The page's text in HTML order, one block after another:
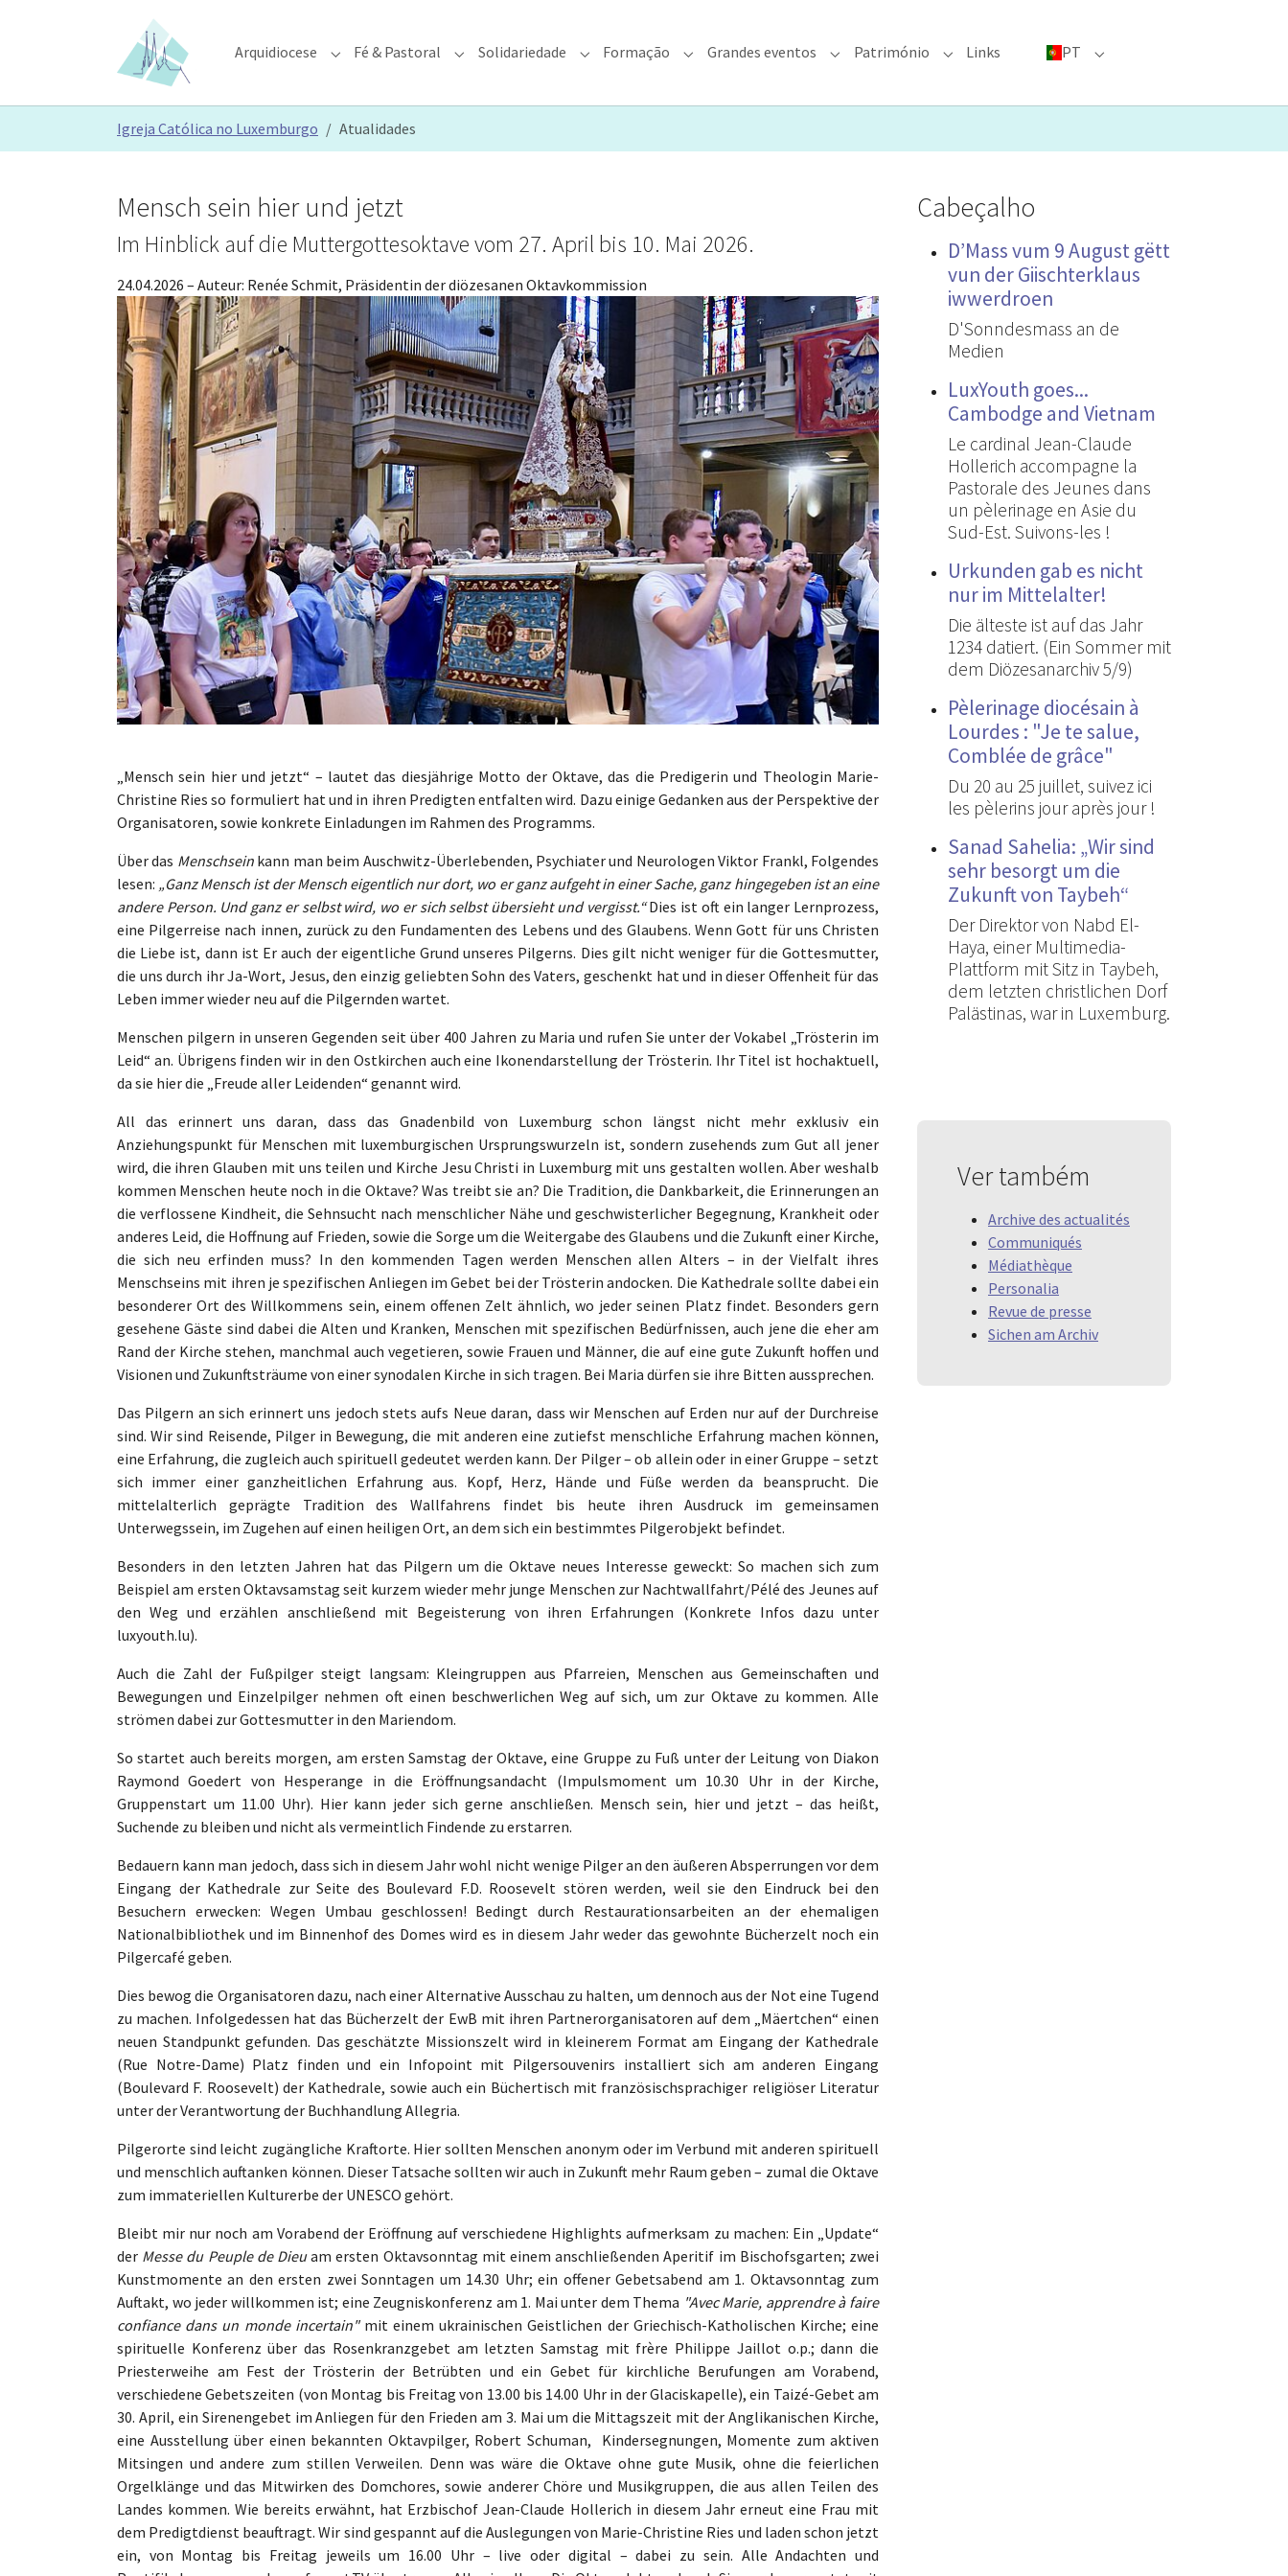
Arquidiocese Submenu for "Arquidiocese"
Fé & Pastoral Submenu for "Fé & Pastoral"
Solidariedade Submenu for "Solidariedade"
Formação Submenu for "Formação"
Grandes eventos Submenu for "Grandes eventos"
Património Submenu for "Património"
Links PT Submenu for "PT"
Igreja Católica no Luxemburgo Atualidades
Mensch sein hier und jetzt
Im Hinblick auf die Muttergottesoktave vom 27. April bis 10. Mai 2026.
24.04.2026 – Auteur: Renée Schmit, Präsidentin der diözesanen Oktavkommission
„Mensch sein hier und jetzt“ – lautet das diesjährige Motto der Oktave, das die Predigerin und Theologin Marie-
Christine Ries so formuliert hat und in ihren Predigten entfalten wird. Dazu einige Gedanken aus der Perspektive der
Organisatoren, sowie konkrete Einladungen im Rahmen des Programms.
Über das Menschseinkann man beim Auschwitz-Überlebenden, Psychiater und Neurologen Viktor Frankl, Folgendes
lesen: „Ganz Mensch ist der Mensch eigentlich nur dort, wo er ganz aufgeht in einer Sache, ganz hingegeben ist an eine
andere Person. Und ganz er selbst wird, wo er sich selbst übersieht und vergisst.“Dies ist oft ein langer Lernprozess,
eine Pilgerreise nach innen, zurück zu den Fundamenten des Lebens und des Glaubens. Wenn Gott für uns Christen
die Liebe ist, dann ist Er auch der eigentliche Grund unseres Pilgerns. Dies gilt nicht weniger für die Gottesmutter,
die uns durch ihr Ja-Wort, Jesus, den einzig geliebten Sohn des Vaters, geschenkt hat und in dieser Offenheit für das
Leben immer wieder neu auf die Pilgernden wartet.
Menschen pilgern in unseren Gegenden seit über 400 Jahren zu Maria und rufen Sie unter der Vokabel „Trösterin im
Leid“ an. Übrigens finden wir in den Ostkirchen auch eine Ikonendarstellung der Trösterin. Ihr Titel ist hochaktuell,
da sie hier die „Freude aller Leidenden“ genannt wird.
All das erinnert uns daran, dass das Gnadenbild von Luxemburg schon längst nicht mehr exklusiv ein
Anziehungspunkt für Menschen mit luxemburgischen Ursprungswurzeln ist, sondern zusehends zum Gut all jener
wird, die ihren Glauben mit uns teilen und Kirche Jesu Christi in Luxemburg mit uns gestalten wollen. Aber weshalb
kommen Menschen heute noch in die Oktave? Was treibt sie an? Die Tradition, die Dankbarkeit, die Erinnerungen an
die verflossene Kindheit, die Sehnsucht nach menschlicher Nähe und geschwisterlicher Begegnung, Krankheit oder
anderes Leid, die Hoffnung auf Frieden, sowie die Sorge um die Weitergabe des Glaubens und die Zukunft einer Kirche,
die sich neu erfinden muss? In den kommenden Tagen werden Menschen allen Alters – in der Vielfalt ihres
Menschseins mit ihren je spezifischen Anliegen im Gebet bei der Trösterin andocken. Die Kathedrale sollte dabei ein
besonderer Ort des Willkommens sein, einem offenen Zelt ähnlich, wo jeder seinen Platz findet. Besonders gern
gesehene Gäste sind dabei die Alten und Kranken, Menschen mit spezifischen Bedürfnissen, auch jene die eher am
Rand der Kirche stehen, manchmal auch vegetieren, sowie Frauen und Männer, die auf eine gute Zukunft hoffen und
Visionen und Zukunftsträume von einer synodalen Kirche in sich tragen. Bei Maria dürfen sie ihre Bitten aussprechen.
Das Pilgern an sich erinnert uns jedoch stets aufs Neue daran, dass wir Menschen auf Erden nur auf der Durchreise
sind. Wir sind Reisende, Pilger in Bewegung, die mit anderen eine zutiefst menschliche Erfahrung machen können,
eine Erfahrung, die zugleich auch spirituell gedeutet werden kann. Der Pilger – ob allein oder in einer Gruppe – setzt
sich immer einer ganzheitlichen Erfahrung aus. Kopf, Herz, Hände und Füße werden da beansprucht. Die
mittelalterlich geprägte Tradition des Wallfahrens findet bis heute ihren Ausdruck im gemeinsamen
Unterwegssein, im Zugehen auf einen heiligen Ort, an dem sich ein bestimmtes Pilgerobjekt befindet.
Besonders in den letzten Jahren hat das Pilgern um die Oktave neues Interesse geweckt: So machen sich zum
Beispiel am ersten Oktavsamstag seit kurzem wieder mehr junge Menschen zur Nachtwallfahrt/Pélé des Jeunes auf
den Weg und erzählen anschließend mit Begeisterung von ihren Erfahrungen (Konkrete Infos dazu unter
luxyouth.lu).
Auch die Zahl der Fußpilger steigt langsam: Kleingruppen aus Pfarreien, Menschen aus Gemeinschaften und
Bewegungen und Einzelpilger nehmen oft einen beschwerlichen Weg auf sich, um zur Oktave zu kommen. Alle
strömen dabei zur Gottesmutter in den Mariendom.
So startet auch bereits morgen, am ersten Samstag der Oktave, eine Gruppe zu Fuß unter der Leitung von Diakon
Raymond Goedert von Hesperange in die Eröffnungsandacht (Impulsmoment um 10.30 Uhr in der Kirche,
Gruppenstart um 11.00 Uhr). Hier kann jeder sich gerne anschließen. Mensch sein, hier und jetzt – das heißt,
Suchende zu bleiben und nicht als vermeintlich Findende zu erstarren.
Bedauern kann man jedoch, dass sich in diesem Jahr wohl nicht wenige Pilger an den äußeren Absperrungen vor dem
Eingang der Kathedrale zur Seite des Boulevard F.D. Roosevelt stören werden, weil sie den Eindruck bei den
Besuchern erwecken: Wegen Umbau geschlossen! Bedingt durch Restaurationsarbeiten an der ehemaligen
Nationalbibliothek und im Binnenhof des Domes wird es in diesem Jahr weder das gewohnte Bücherzelt noch ein
Pilgercafé geben.
Dies bewog die Organisatoren dazu, nach einer Alternative Ausschau zu halten, um dennoch aus der Not eine Tugend
zu machen. Infolgedessen hat das Bücherzelt der EwB mit ihren Partnerorganisatoren auf dem „Mäertchen“ einen
neuen Standpunkt gefunden. Das geschätzte Missionszelt wird in kleinerem Format am Eingang der Kathedrale
(Rue Notre-Dame) Platz finden und ein Infopoint mit Pilgersouvenirs installiert sich am anderen Eingang
(Boulevard F. Roosevelt) der Kathedrale, sowie auch ein Büchertisch mit französischsprachiger religiöser Literatur
unter der Verantwortung der Buchhandlung Allegria.
Pilgerorte sind leicht zugängliche Kraftorte. Hier sollten Menschen anonym oder im Verbund mit anderen spirituell
und menschlich auftanken können. Dieser Tatsache sollten wir auch in Zukunft mehr Raum geben – zumal die Oktave
zum immateriellen Kulturerbe der UNESCO gehört.
Bleibt mir nur noch am Vorabend der Eröffnung auf verschiedene Highlights aufmerksam zu machen: Ein „Update“
der Messe du Peuple de Dieuam ersten Oktavsonntag mit einem anschließenden Aperitif im Bischofsgarten; zwei
Kunstmomente an den ersten zwei Sonntagen um 14.30 Uhr; ein offener Gebetsabend am 1. Oktavsonntag zum
Auftakt, wo jeder willkommen ist; eine Zeugniskonferenz am 1. Mai unter dem Thema "Avec Marie, apprendre à faire
confiance dans un monde incertain" mit einem ukrainischen Geistlichen der Griechisch-Katholischen Kirche; eine
spirituelle Konferenz über das Rosenkranzgebet am letzten Samstag mit frère Philippe Jaillot o.p.; dann die
Priesterweihe am Fest der Trösterin der Betrübten und ein Gebet für kirchliche Berufungen am Vorabend,
verschiedene Gebetszeiten (von Montag bis Freitag von 13.00 bis 14.00 Uhr in der Glaciskapelle), ein Taizé-Gebet am
30. April, ein Sirenengebet im Anliegen für den Frieden am 3. Mai um die Mittagszeit mit der Anglikanischen Kirche,
eine Ausstellung über einen bekannten Oktavpilger, Robert Schuman, Kindersegnungen, Momente zum aktiven
Mitsingen und andere zum stillen Verweilen. Denn was wäre die Oktave ohne gute Musik, ohne die feierlichen
Orgelklänge und das Mitwirken des Domchores, sowie anderer Chöre und Musikgruppen, die aus allen Teilen des
Landes kommen. Wie bereits erwähnt, hat Erzbischof Jean-Claude Hollerich in diesem Jahr erneut eine Frau mit
dem Predigtdienst beauftragt. Wir sind gespannt auf die Auslegungen von Marie-Christine Ries und laden schon jetzt
ein, von Montag bis Freitag jeweils um 16.00 Uhr – live oder digital – dabei zu sein. Alle Andachten und
Cabeçalho
D’Mass vum 9 August gëtt
vun der Giischterklaus
iwwerdroen
D'Sonndesmass an de
Medien
LuxYouth goes...
Cambodge and Vietnam
Le cardinal Jean-Claude
Hollerich accompagne la
Pastorale des Jeunes dans
un pèlerinage en Asie du
Sud-Est. Suivons-les !
Urkunden gab es nicht
nur im Mittelalter!
Die älteste ist auf das Jahr
1234 datiert. (Ein Sommer mit
dem Diözesanarchiv 5/9)
Pèlerinage diocésain à
Lourdes : "Je te salue,
Comblée de grâce"
Du 20 au 25 juillet, suivez ici
les pèlerins jour après jour !
Sanad Sahelia: „Wir sind
sehr besorgt um die
Zukunft von Taybeh“
Der Direktor von Nabd El-
Haya, einer Multimedia-
Plattform mit Sitz in Taybeh,
dem letzten christlichen Dorf
Palästinas, war in Luxemburg.
Ver também
Archive des actualités
Communiqués
Médiathèque
Personalia
Revue de presse
Sichen am Archiv